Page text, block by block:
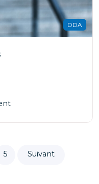
DDA
5 Suivant